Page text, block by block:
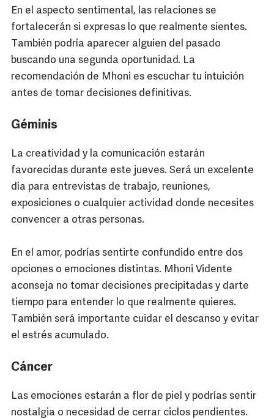
En el aspecto sentimental, las relaciones se
fortalecerán si expresas lo que realmente sientes.
También podría aparecer alguien del pasado
buscando una segunda oportunidad. La
recomendación de Mhoni es escuchar tu intuición
antes de tomar decisiones definitivas.
Géminis
La creatividad y la comunicación estarán
favorecidas durante este jueves. Será un excelente
día para entrevistas de trabajo, reuniones,
exposiciones o cualquier actividad donde necesites
convencer a otras personas.
En el amor, podrías sentirte confundido entre dos
opciones o emociones distintas. Mhoni Vidente
aconseja no tomar decisiones precipitadas y darte
tiempo para entender lo que realmente quieres.
También será importante cuidar el descanso y evitar
el estrés acumulado.
Cáncer
Las emociones estarán a flor de piel y podrías sentir
nostalgia o necesidad de cerrar ciclos pendientes.